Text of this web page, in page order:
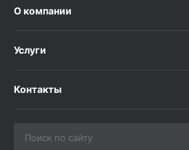
О компании
Услуги
Контакты